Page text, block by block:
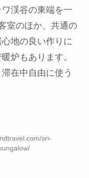
渓谷の東端を一
室のほか、共通の
地の良い作りに
炉もあります。
在中自由に使う
sri-